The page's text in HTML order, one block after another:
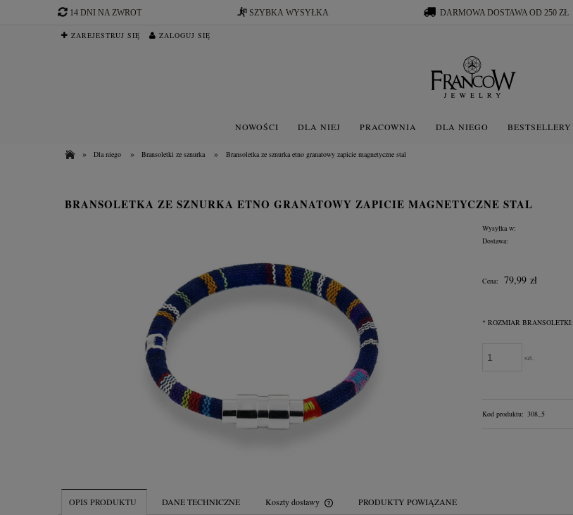
14 DNI NA ZWROT SZYBKA WYSYŁKA DARMOWA DOSTAWA OD 250 ZŁ
ZAREJESTRUJ SIĘ ZALOGUJ SIĘ
NOWOŚCI DLA NIEJ PRACOWNIA DLA NIEGO BESTSELLERY
» Dla niego » Bransoletki ze sznurka » Bransoletka ze sznurka etno granatowy zapicie magnetyczne stal
BRANSOLETKA ZE SZNURKA ETNO GRANATOWY ZAPICIE MAGNETYCZNE STAL
Wysyłka w:
Dostawa:
płatności
Cena: 79,99 zł
* ROZMIAR BRANSOLETKI:
szt.
Kod produktu: 308_5
OPIS PRODUKTU DANE TECHNICZNE Koszty dostawy PRODUKTY POWIĄZANE